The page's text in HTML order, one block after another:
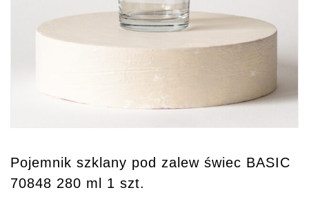
Pojemnik szklany pod zalew świec BASIC
70848 280 ml 1 szt.